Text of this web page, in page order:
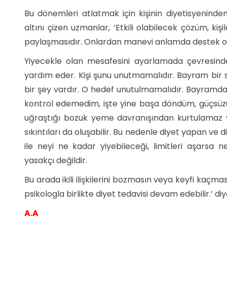
Bu dönemleri atlatmak için kişinin
altını çizen uzmanlar, ‘Etkili olabilecek çözüm,
paylaşmasıdır. Onlardan manevi anlamda destek
Yiyecekle olan mesafesini ayarlamada
yardım eder. Kişi şunu unutmamalıdır. Bayram
bir şey vardır. O hedef unutulmamalıdır.
kontrol edemedim, işte yine başa döndüm,
uğraştığı bozuk yeme davranışından
sıkıntıları da oluşabilir. Bu nedenle diyet yapan
ile neyi ne kadar yiyebileceği, limitleri aşarsa
yasakçı değildir.
Bu arada ikili ilişkilerini bozmasın veya keyfi
psikologla birlikte diyet tedavisi devam edebilir.’
A.A